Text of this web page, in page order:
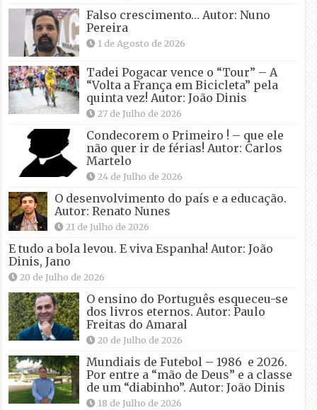
Falso crescimento… Autor: Nuno
Pereira
1 de Agosto de 2026
Tadei Pogacar vence o “Tour” – A
“Volta a França em Bicicleta” pela
quinta vez! Autor: João Dinis
27 de Julho de 2026
Condecorem o Primeiro ! – que ele
não quer ir de férias! Autor: Carlos
Martelo
24 de Julho de 2026
O desenvolvimento do país e a educação.
Autor: Renato Nunes
21 de Julho de 2026
E tudo a bola levou. E viva Espanha! Autor: João
Dinis, Jano
20 de Julho de 2026
O ensino do Português esqueceu-se
dos livros eternos. Autor: Paulo
Freitas do Amaral
20 de Julho de 2026
Mundiais de Futebol – 1986 e 2026.
Por entre a “mão de Deus” e a classe
de um “diabinho”. Autor: João Dinis
18 de Julho de 2026